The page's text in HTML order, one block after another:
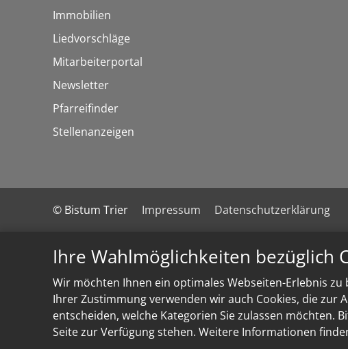
Ihre Wahlmöglichkeiten bezüglich
Wir möchten Ihnen ein optimales Webseiten-Erlebnis
Ihrer Zustimmung verwenden wir auch Cookies, die zur
entscheiden, welche Kategorien Sie zulassen möchten.
Seite zur Verfügung stehen. Weitere Informationen
Immobilien
Liedvorschläge
Mitarbeiterportal
Newsletter
Pfarreifinder
Stellenanzeigen
© Bistum Trier Impressum Datenschutzerklärung